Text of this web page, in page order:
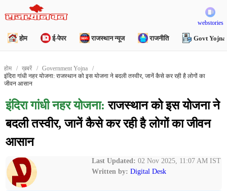
webstories
होम ई-पेपर राजस्थान न्यूज राजनीति Govt Yojna
होम ख़बरें
Government Yojna
इंदिरा गांधी नहर योजना: राजस्थान को इस योजना ने बदली तस्वीर, जानें कैसे कर रही है लोगों का
जीवन आसान
इंदिरा गांधी नहर योजना: राजस्थान को इस योजना ने
बदली तस्वीर, जानें कैसे कर रही है लोगों का जीवन
आसान
Last Updated: 02 Nov 2025, 11:07 AM IST
Written by: Digital Desk